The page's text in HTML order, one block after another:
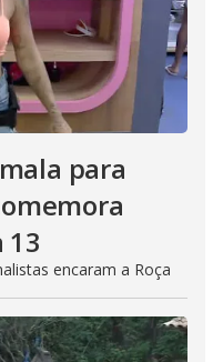
para
13
encaram a Roça